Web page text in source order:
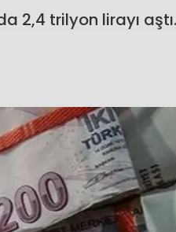
2,4 trilyon lirayı aştı.